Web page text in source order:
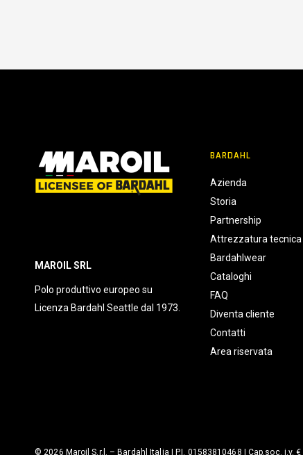
MAROIL SRL
Polo produttivo europeo su
Licenza Bardahl Seattle dal 1973.
BARDAHL
Azienda
Storia
Partnership
Attrezzatura tecnica
Bardahlwear
Cataloghi
FAQ
Diventa cliente
Contatti
Area riservata
© 2026 Maroil S.r.l. – Bardahl Italia | P.I. 01583810468 | Cap.soc. i.v.